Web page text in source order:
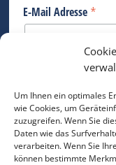
Um Ihnen ein optimales
wie Cookies, um
zuzugreifen. Wenn Sie
Daten wie das
verarbeiten. Wenn Sie
können bestimmte
E-Mail Adresse *
Bitte geben Sie Ihre E-Mail